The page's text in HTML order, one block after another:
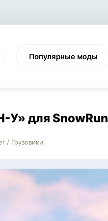
CYBERPUNK 2077
Популярные моды
для
/ Грузовики